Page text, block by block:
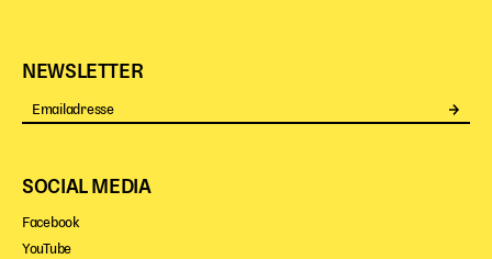
NEWSLETTER
SOCIAL MEDIA
Facebook
YouTube